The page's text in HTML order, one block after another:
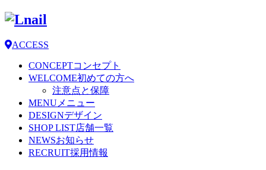
ACCESS
CONCEPTコンセプト
WELCOME初めての方へ
注意点と保障
MENU メニュー
DESIGNデザイン
SHOP LIST店舗一覧
NEWSお知らせ
RECRUIT採用情報